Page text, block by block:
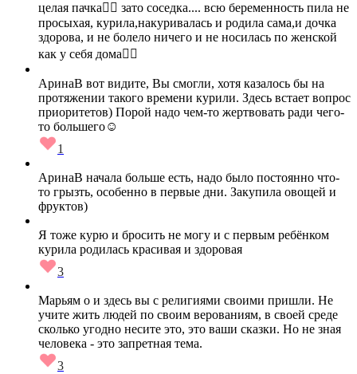
целая пачка🤦‍♀️ зато соседка.... всю беременность пила не
просыхая, курила,накуривалась и родила сама,и дочка
здорова, и не болело ничего и не носилась по женской
как у себя дома🤦‍♀️
АринаВ вот видите, Вы смогли, хотя казалось бы на
протяжении такого времени курили. Здесь встает вопрос
приоритетов) Порой надо чем-то жертвовать ради чего-
то большего☺️
1
АринаВ начала больше есть, надо было постоянно что-
то грызть, особенно в первые дни. Закупила овощей и
фруктов)
Я тоже курю и бросить не могу и с первым ребёнком
курила родилась красивая и здоровая
3
Марьям о и здесь вы с религиями своими пришли. Не
учите жить людей по своим верованиям, в своей среде
сколько угодно несите это, это ваши сказки. Но не зная
человека - это запретная тема.
3